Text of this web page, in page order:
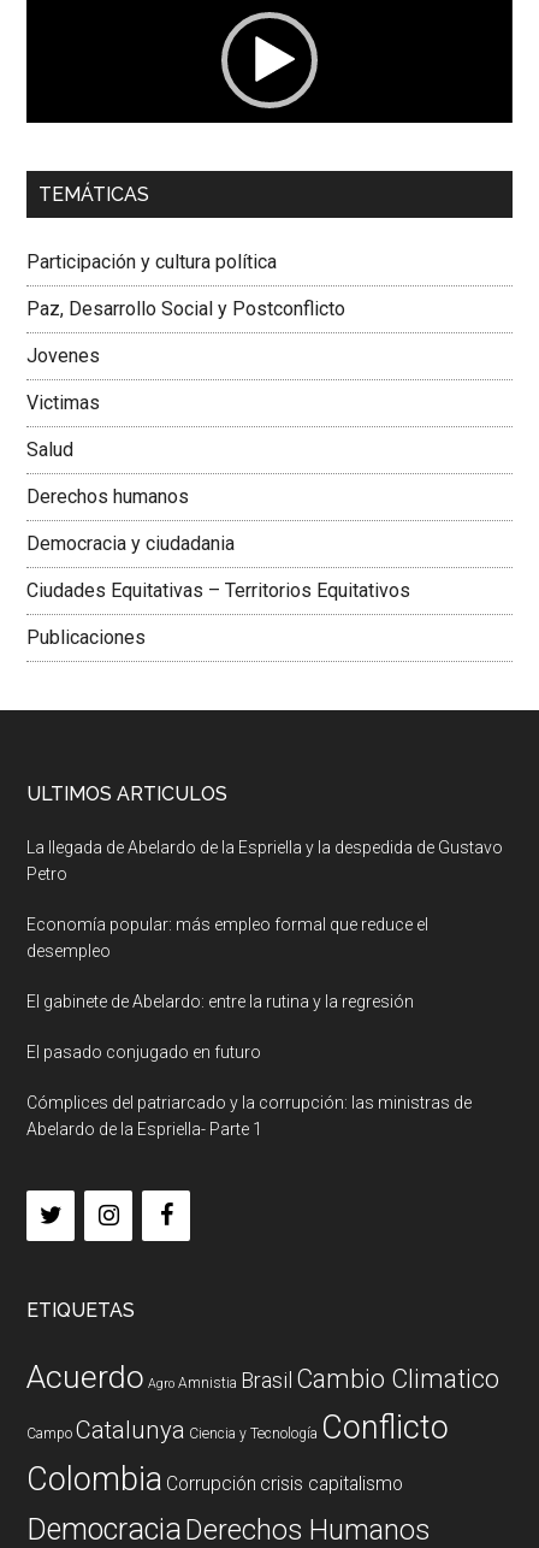
00:00 01:04
Dra. Carolina Corcho Mejía,Presidenta Corporación
Colombiana
TEMÁTICAS
Participación y cultura política
Paz, Desarrollo Social y Postconflicto
Jovenes
Victimas
Salud
Derechos humanos
Democracia y ciudadania
Ciudades Equitativas – Territorios Equitativos
Publicaciones
ULTIMOS ARTICULOS
La llegada de Abelardo de la Espriella y la despedida de Gustavo
Petro
Economía popular: más empleo formal que reduce el
desempleo
El gabinete de Abelardo: entre la rutina y la regresión
El pasado conjugado en futuro
Cómplices del patriarcado y la corrupción: las ministras de
Abelardo de la Espriella- Parte 1
ETIQUETAS
Acuerdo Agro Amnistia Brasil Cambio Climatico
Campo Catalunya Ciencia y Tecnología Conflicto
Colombia Corrupción crisis capitalismo
DemocraciaDerechos Humanos